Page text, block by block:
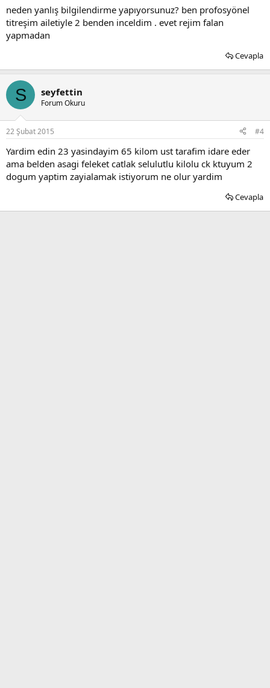
neden yanlış bilgilendirme yapıyorsunuz? ben profosyönel
titreşim ailetiyle 2 benden inceldim . evet rejim falan
yapmadan
Cevapla
S seyfettin
Forum Okuru
22 Şubat 2015 #4
Yardim edin 23 yasindayim 65 kilom ust tarafim idare eder
ama belden asagi feleket catlak selulutlu kilolu ck ktuyum 2
dogum yaptim zayialamak istiyorum ne olur yardim
Cevapla